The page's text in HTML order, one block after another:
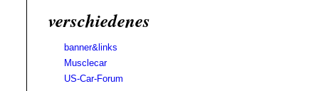
verschiedenes
banner&links
Musclecar
US-Car-Forum